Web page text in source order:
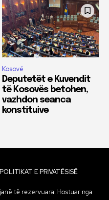
Kosovë
Deputetët e Kuvendit
të Kosovës betohen,
vazhdon seanca
konstituive
POLITIKAT E PRIVATËSISË
të rezervuara. Hostuar nga